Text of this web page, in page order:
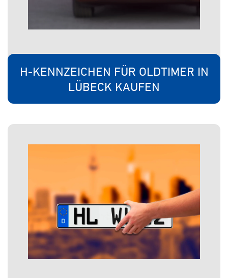
H-KENNZEICHEN FÜR OLDTIMER IN
LÜBECK KAUFEN